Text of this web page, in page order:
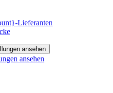
Lieferanten
ansehen
ansehen